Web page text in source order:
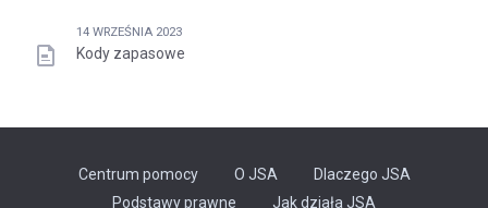
14 WRZEŚNIA 2023
Kody zapasowe
Centrum pomocy O JSA
Dlaczego JSA
Podstawy prawne
Jak działa JSA